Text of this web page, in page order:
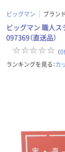
ビッグマン ブランド
ビッグマン 職人
097369（直送品）
（0
ランキングを見る：カ